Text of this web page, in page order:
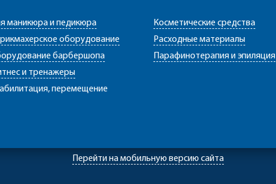
маникюра и педикюра
оборудование
барбершопа
и тренажеры
перемещение
Косметические средства
Расходные материалы
Парафинотерапия и эпиляция
Перейти на мобильную версию сайта